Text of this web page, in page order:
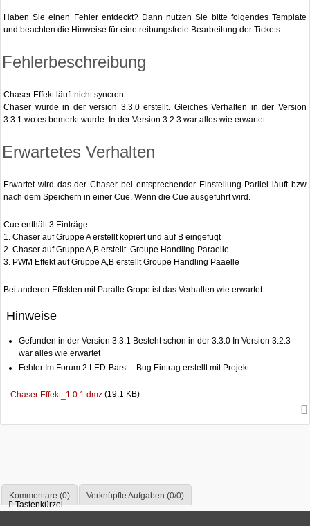
Haben Sie einen Fehler entdeckt? Dann nutzen Sie bitte folgendes Template
und beachten die Hinweise für eine reibungsfreie Bearbeitung der Tickets.
Fehlerbeschreibung
Chaser Effekt läuft nicht syncron
Chaser wurde in der version 3.3.0 erstellt. Gleiches Verhalten in der Version
3.3.1 wo es bemerkt wurde. In der Version 3.2.3 war alles wie erwartet
Erwartetes Verhalten
Erwartet wird das der Chaser bei entsprechender Einstellung Parllel läuft bzw
nach dem Speichern in einer Cue. Wenn die Cue ausgeführt wird.
Cue enthält 3 Einträge
1. Chaser auf Gruppe A erstellt kopiert und auf B eingefügt
2. Chaser auf Gruppe A,B erstellt. Groupe Handling Paraelle
3. PWM Effekt auf Gruppe A,B erstellt Groupe Handling Paaelle
Bei anderen Effekten mit Paralle Grope ist das Verhalten wie erwartet
Hinweise
Gefunden in der Version 3.3.1 Besteht schon in der 3.3.0 In Version 3.2.3
war alles wie erwartet
Fehler Im Forum 2 LED-Bars… Bug Eintrag erstellt mit Projekt
Chaser Effekt_1.0.1.dmz (19,1 KB)
Kommentare (0)
Verknüpfte Aufgaben (0/0)
Tastenkürzel